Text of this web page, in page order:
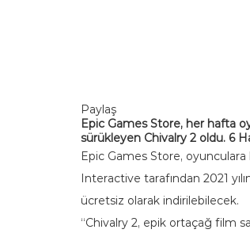
Paylaş
Epic Games Store, her hafta
sürükleyen Chivalry 2 oldu. 6
Epic Games Store,
Interactive tarafından 2021
ücretsiz olarak indirilebilecek.
“Chivalry 2, epik ortaçağ film